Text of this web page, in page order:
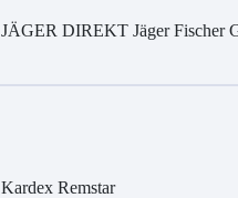
JÄGER DIREKT Jäger Fischer
Kardex Remstar